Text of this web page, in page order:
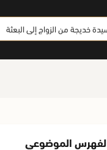
من الزواج إلى البعثة
الموضوعي